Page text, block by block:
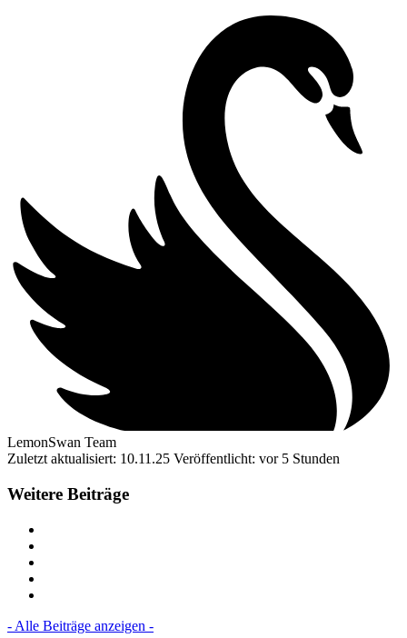
LemonSwan Team
Zuletzt aktualisiert: 10.11.25 Veröffentlicht: vor 5 Stunden
Weitere Beiträge
- Alle Beiträge anzeigen -